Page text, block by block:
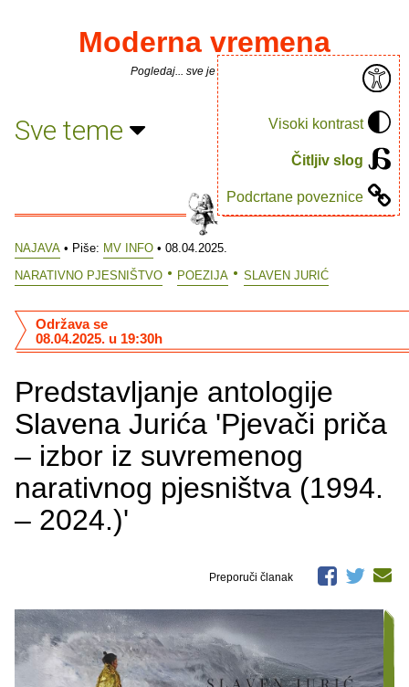
Visoki kontrast
Čitljiv slog
Podcrtane poveznice
Moderna vremena
Pogledaj... sve je puno knjiga.
Sve teme
NAJAVA • Piše: MV INFO • 08.04.2025.
NARATIVNO PJESNIŠTVO
POEZIJA SLAVEN JURIĆ
Predstavljanje antologije
Slavena Jurića 'Pjevači priča
– izbor iz suvremenog
narativnog pjesništva (1994.
– 2024.)'
Održava se
08.04.2025. u 19:30h
Preporuči članak